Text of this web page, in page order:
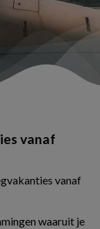
vanaf
vanaf
waaruit je